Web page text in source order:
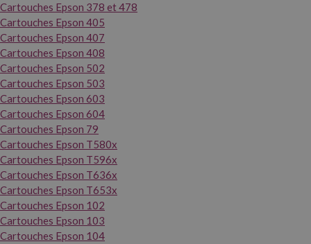
Cartouches Epson 378 et 478
Cartouches Epson 405
Cartouches Epson 407
Cartouches Epson 408
Cartouches Epson 502
Cartouches Epson 503
Cartouches Epson 603
Cartouches Epson 604
Cartouches Epson 79
Cartouches Epson T580x
Cartouches Epson T596x
Cartouches Epson T636x
Cartouches Epson T653x
Cartouches Epson 102
Cartouches Epson 103
Cartouches Epson 104